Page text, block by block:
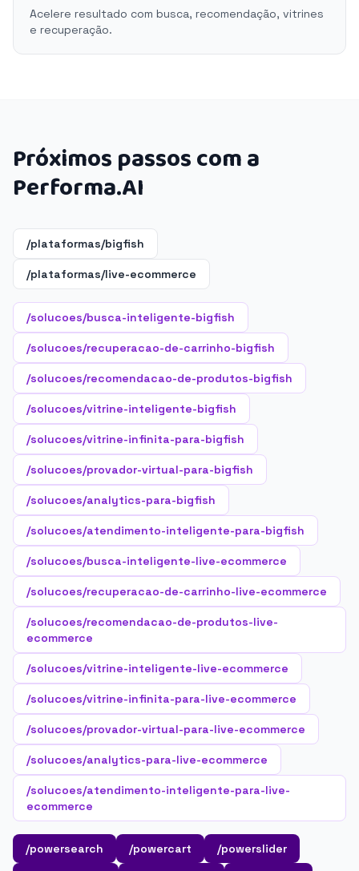
Acelere resultado com busca, recomendação, vitrines
e recuperação.
Próximos passos com a
Performa.AI
/plataformas/bigfish
/plataformas/live-ecommerce
/solucoes/busca-inteligente-bigfish
/solucoes/recuperacao-de-carrinho-bigfish
/solucoes/recomendacao-de-produtos-bigfish
/solucoes/vitrine-inteligente-bigfish
/solucoes/vitrine-infinita-para-bigfish
/solucoes/provador-virtual-para-bigfish
/solucoes/analytics-para-bigfish
/solucoes/atendimento-inteligente-para-bigfish
/solucoes/busca-inteligente-live-ecommerce
/solucoes/recuperacao-de-carrinho-live-ecommerce
/solucoes/recomendacao-de-produtos-live-
ecommerce
/solucoes/vitrine-inteligente-live-ecommerce
/solucoes/vitrine-infinita-para-live-ecommerce
/solucoes/provador-virtual-para-live-ecommerce
/solucoes/analytics-para-live-ecommerce
/solucoes/atendimento-inteligente-para-live-
ecommerce
/powersearch /powercart
/powerslider